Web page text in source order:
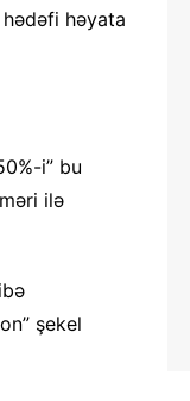
həyata
i” bu
ilə
şekel